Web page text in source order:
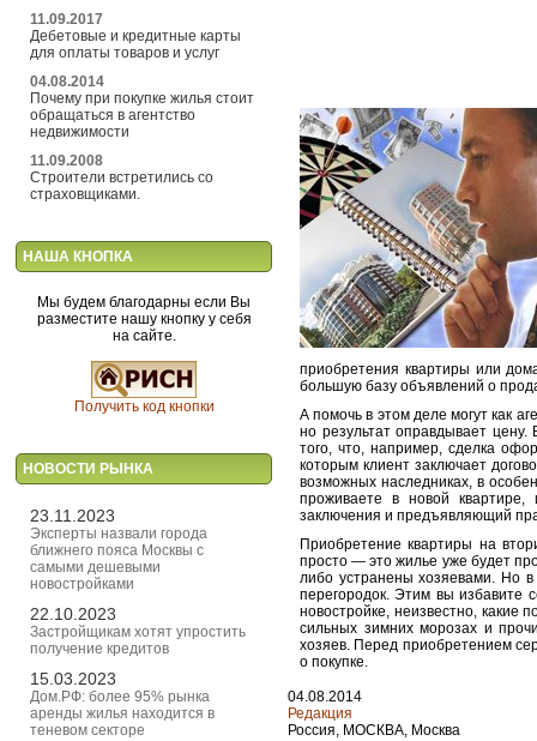
11.09.2017
Дебетовые и кредитные карты
для оплаты товаров и услуг
04.08.2014
Почему при покупке жилья стоит
обращаться в агентство
недвижимости
11.09.2008
Строители встретились со
страховщиками.
НАША КНОПКА
Мы будем благодарны если Вы
разместите нашу кнопку у себя
на сайте.
Получить код кнопки
НОВОСТИ РЫНКА
23.11.2023
Эксперты назвали города
ближнего пояса Москвы с
самыми дешевыми
новостройками
22.10.2023
Застройщикам хотят упростить
получение кредитов
15.03.2023
Дом.РФ: более 95% рынка
аренды жилья находится в
теневом секторе
приобретения квартиры или
большую базу объявлений о
А помочь в этом деле могут как
но результат оправдывает
того, что, например, сделка
которым клиент заключает
возможных наследниках, в
проживаете в новой
заключения и предъявляющий
Приобретение квартиры на
просто — это жилье уже будет
либо устранены хозяевами. Но
перегородок. Этим вы избавите
новостройке, неизвестно, какие
сильных зимних морозах и
хозяев. Перед приобретением
о покупке.
04.08.2014
Редакция
Россия, МОСКВА, Москва